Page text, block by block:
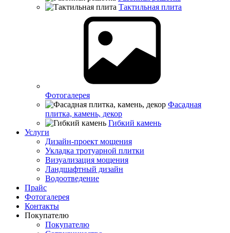
Тактильная плита
Фотогалерея
Фасадная
плитка, камень, декор
Гибкий камень
Услуги
Дизайн-проект мощения
Укладка тротуарной плитки
Визуализация мощения
Ландшафтный дизайн
Водоотведение
Прайс
Фотогалерея
Контакты
Покупателю
Покупателю